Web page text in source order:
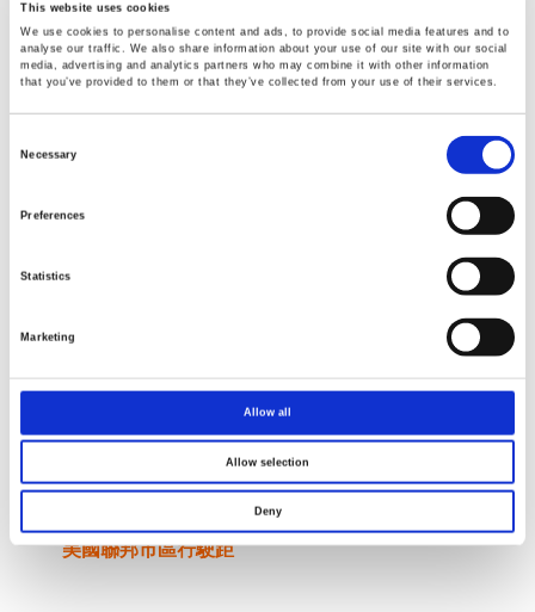
This website uses cookies
We use cookies to personalise content and ads, to provide social media features and to
analyse our traffic. We also share information about your use of our site with our social
media, advertising and analytics partners who may combine it with other information
that you’ve provided to them or that they’ve collected from your use of their services.
Selection
Necessary
Preferences
Statistics
Marketing
Allow all
Allow selection
Deny
動力電池路況測試
Federal Urban Driving Schedule (FUDS)
美國聯邦市區行駛距離